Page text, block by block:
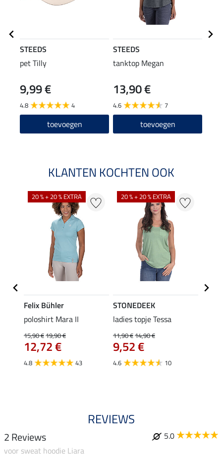
STEEDS
pet Tilly
9,99 €
4.8 4
toevoegen
STEEDS
tanktop Megan
13,90 €
4.6 7
toevoegen
KLANTEN KOCHTEN OOK
20 % + 20 % EXTRA
Felix Bühler
poloshirt Mara II
15,90 €19,90 €
12,72 €
4.8 43
20 % + 20 % EXTRA
STONEDEEK
ladies topje Tessa
11,90 €14,90 €
9,52 €
4.6 10
REVIEWS
2 Reviews
5.0
voor sweat hoodie Liara